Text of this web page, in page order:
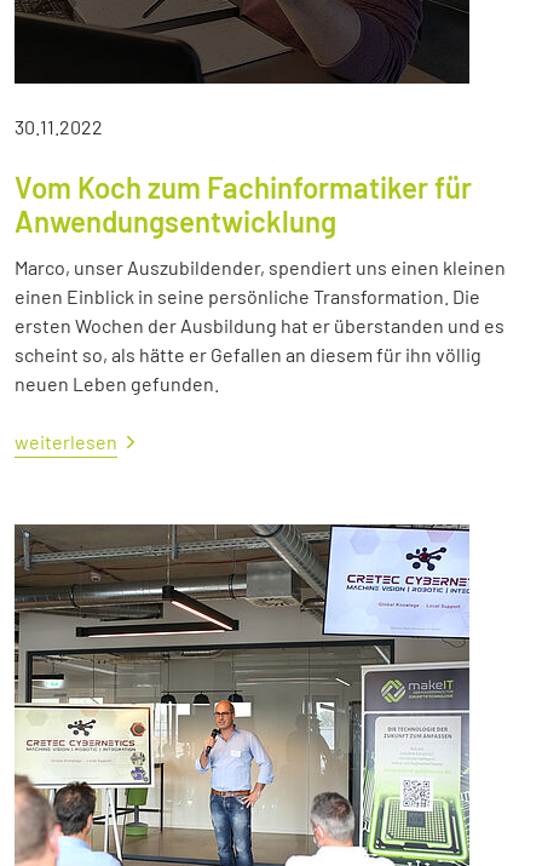
30.11.2022
Vom Koch zum Fachinformatiker für
Anwendungsentwicklung
Marco, unser Auszubildender, spendiert uns einen kleinen
einen Einblick in seine persönliche Transformation. Die
ersten Wochen der Ausbildung hat er überstanden und es
scheint so, als hätte er Gefallen an diesem für ihn völlig
neuen Leben gefunden.
weiterlesen